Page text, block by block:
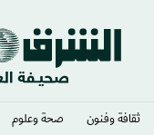
ثقافة وفنون صحة وعلوم